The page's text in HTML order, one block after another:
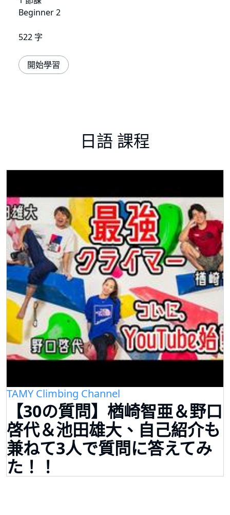
Beginner 2
522 字
開始學習
日語 課程
TAMY Climbing Channel
【30の質問】楢崎智亜＆野口
啓代＆池田雄大、自己紹介も
兼ねて3人で質問に答えてみ
た！！